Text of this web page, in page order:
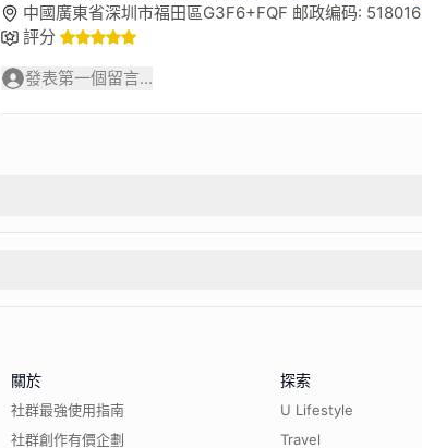
中國廣東省深圳市福田區G3F6+FQF 邮政编码: 518016
評分
發表第一個留言...
關於
社群最強使用指南
社群創作有價企劃
探索
U Lifestyle
Travel